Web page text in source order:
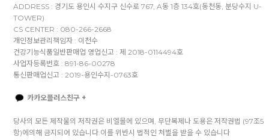
ADDRESS : 경기도 용인시 수지구 신수로 767, A동 1층 134호(동천동, 분당수지 U-
TOWER)
CS CENTER : 080-266-2668
개인정보관리책임자 : 이천수
건강기능식품일반판매업 영업신고 : 제 2018-0114494호
사업자등록번호 : 891-86-00278
통신판매업신고 : 2019-용인수지-0763호
카카오플러스친구 +
당사의 모든 제작물의 저작권은 비엘몰에 있으며, 무단복제나 도용은 저작권법 (97조5
항)에의해 금지되어 있습니다.이를 위반시 법적인 처벌을 받을 수 있습니다